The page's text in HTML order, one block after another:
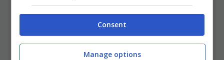
Consent
Manage options